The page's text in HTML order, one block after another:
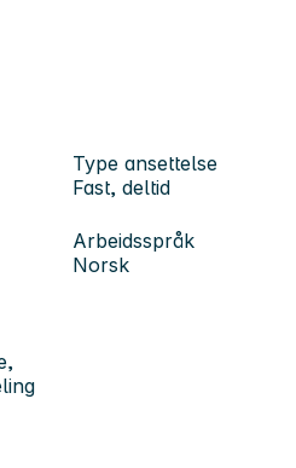
Type ansettelse
Fast, deltid
Arbeidsspråk
Norsk